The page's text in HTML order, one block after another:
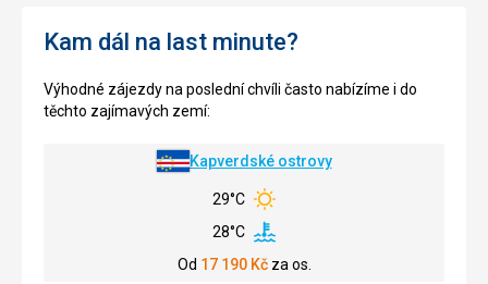
Kam dál na last minute?
Výhodné zájezdy na poslední chvíli často nabízíme i do
těchto zajímavých zemí:
Kapverdské ostrovy
29°C
28°C
Od 17 190Kč za os.